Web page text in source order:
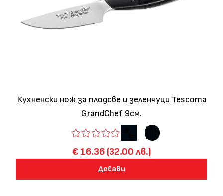
Кухненски нож за плодове и зеленчуци Tescoma
GrandChef 9см.
€ 16.36 (32.00 лв.)
Добави